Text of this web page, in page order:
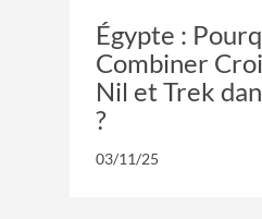
Égypte :
Combiner
Nil et Trek
?
03/11/25